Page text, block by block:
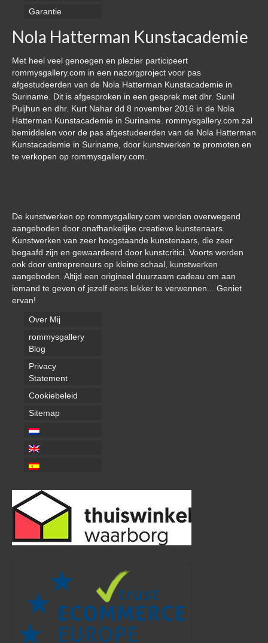
Garantie
Nola Hatterman Kunstacademie
Met heel veel genoegen en plezier participeert
rommysgallery.com in een nazorgproject voor pas
afgestudeerden van de Nola Hatterman Kunstacademie in
Suriname. Dit is afgesproken in een gesprek met dhr. Sunil
Puljhun en dhr. Kurt Nahar dd 8 november 2016 in de Nola
Hatterman Kunstacademie in Suriname. rommysgallery.com zal
bemiddelen voor de pas afgestudeerden van de Nola Hatterman
Kunstacademie in Suriname, door kunstwerken te promoten en
te verkopen op rommysgallery.com.
De kunstwerken op rommysgallery.com worden overwegend
aangeboden door onafhankelijke creatieve kunstenaars.
Kunstwerken van zeer hoogstaande kunstenaars, die zeer
begaafd zijn en gewaardeerd door kunstcritici. Voorts worden
ook door entrepreneurs op kleine schaal, kunstwerken
aangeboden. Altijd een origineel duurzaam cadeau om aan
iemand te geven of jezelf eens lekker te verwennen... Geniet
ervan!
Over Mij
rommysgallery
Blog
Privacy
Statement
Cookiebeleid
Sitemap